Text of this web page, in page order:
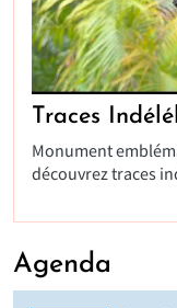
Traces
Monument
découvrez traces
Agenda